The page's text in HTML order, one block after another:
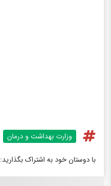
وزارت بهداشت و درمان
با دوستان خود به اشتراک بگذارید: